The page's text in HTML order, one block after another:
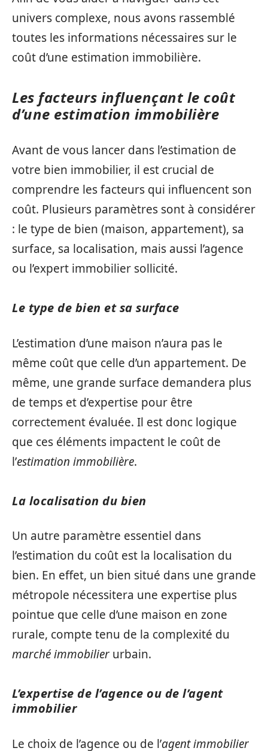
univers complexe, nous avons rassemblé
toutes les informations nécessaires sur le
coût d’une estimation immobilière.
Les facteurs influençant le coût
d’une estimation immobilière
Avant de vous lancer dans l’estimation de
votre bien immobilier, il est crucial de
comprendre les facteurs qui influencent son
coût. Plusieurs paramètres sont à considérer
: le type de bien (maison, appartement), sa
surface, sa localisation, mais aussi l’agence
ou l’expert immobilier sollicité.
Le type de bien et sa surface
L’estimation d’une maison n’aura pas le
même coût que celle d’un appartement. De
même, une grande surface demandera plus
de temps et d’expertise pour être
correctement évaluée. Il est donc logique
que ces éléments impactent le coût de
l’estimation immobilière.
La localisation du bien
Un autre paramètre essentiel dans
l’estimation du coût est la localisation du
bien. En effet, un bien situé dans une grande
métropole nécessitera une expertise plus
pointue que celle d’une maison en zone
rurale, compte tenu de la complexité du
marché immobilier urbain.
L’expertise de l’agence ou de l’agent
immobilier
Le choix de l’agence ou de l’agent immobilier